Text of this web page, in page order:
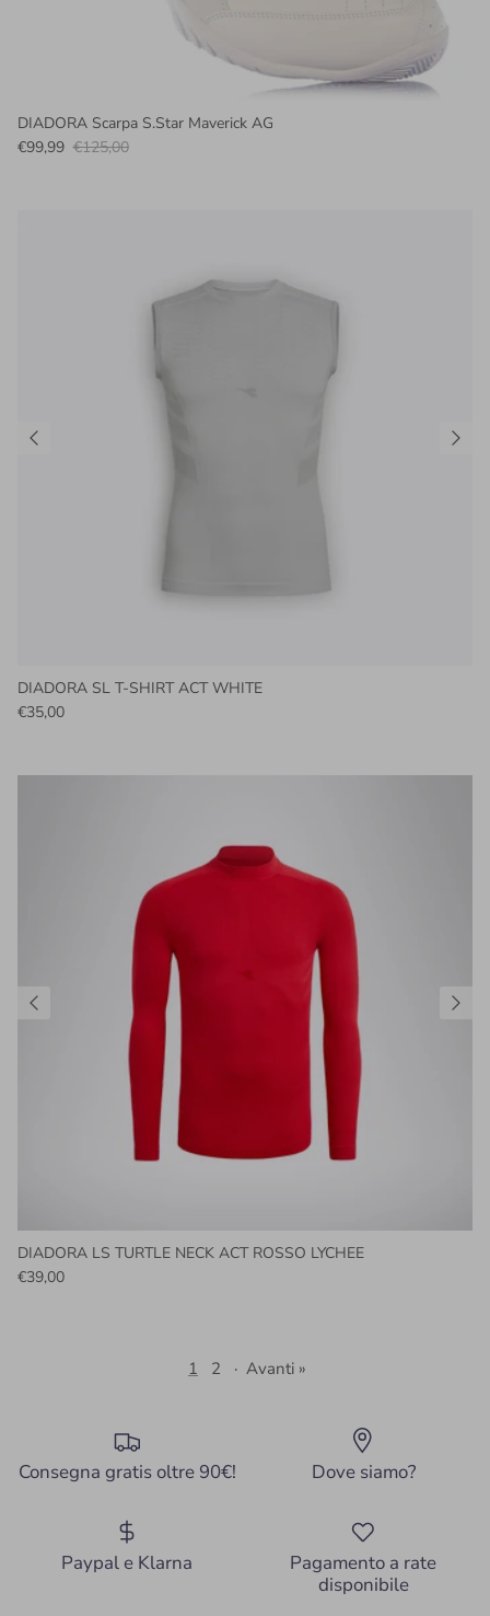
DIADORA Scarpa S.Star Maverick AG
€99,99 €125,00
DIADORA SL T-SHIRT ACT WHITE
€35,00
DIADORA LS TURTLE NECK ACT ROSSO LYCHEE
€39,00
1 2 · Avanti »
Consegna gratis oltre 90€! Dove siamo?
Paypal e Klarna
Pagamento a rate
disponibile